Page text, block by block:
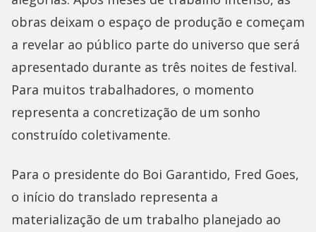
obras deixam o espaço de produção e começam
a revelar ao público parte do universo que será
apresentado durante as três noites de festival.
Para muitos trabalhadores, o momento
representa a concretização de um sonho
construído coletivamente.
Para o presidente do Boi Garantido, Fred Goes,
o início do translado representa a
materialização de um trabalho planejado ao